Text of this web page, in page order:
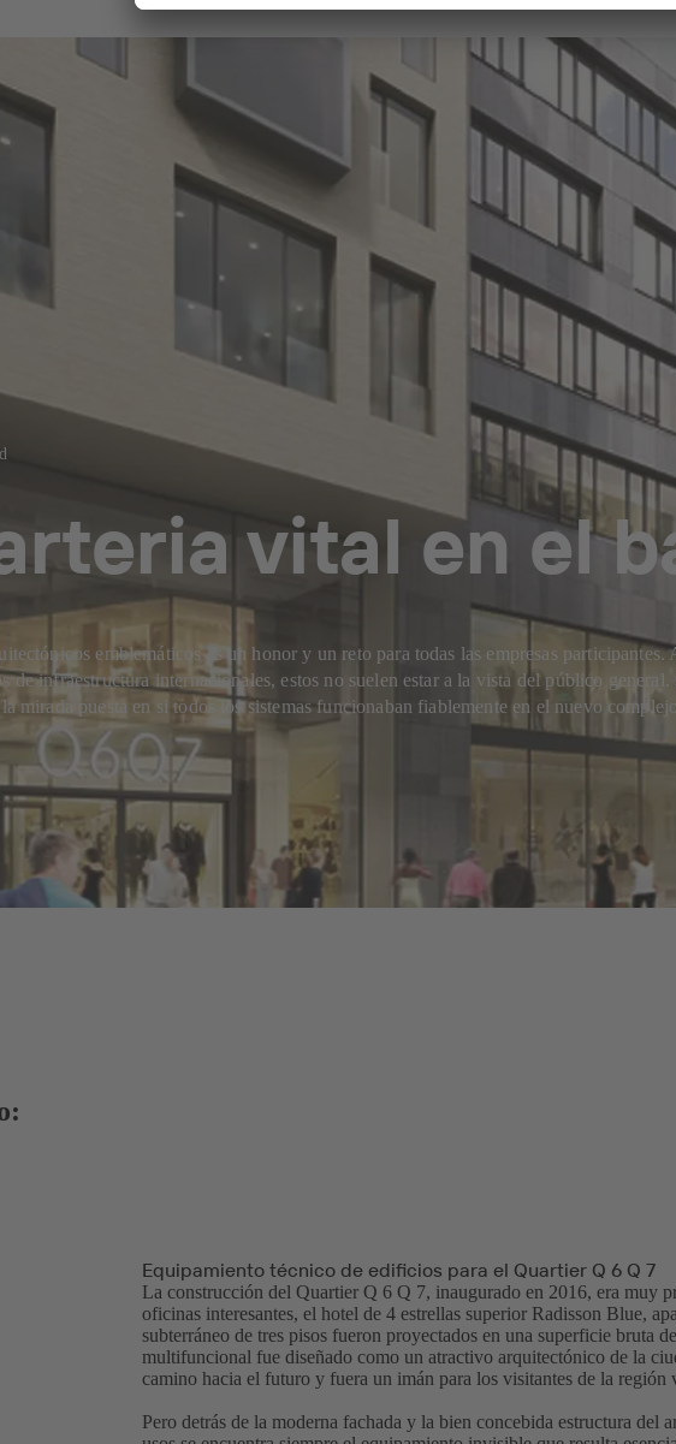
vital en el
emblemáticos es un honor y un reto para todas las empresas
de infraestructura internacionales, estos no suelen estar a la vista del público
mirada puesta en si todos los sistemas funcionaban fiablemente en el nuevo
Equipamiento técnico de edificios para el Quartier Q 6 Q 7
La construcción del Quartier Q 6 Q 7, inaugurado en 2016, era muy
oficinas interesantes, el hotel de 4 estrellas superior Radisson Blue,
subterráneo de tres pisos fueron proyectados en una superficie bruta
multifuncional fue diseñado como un atractivo arquitectónico de la
camino hacia el futuro y fuera un imán para los visitantes de la región
Pero detrás de la moderna fachada y la bien concebida estructura del